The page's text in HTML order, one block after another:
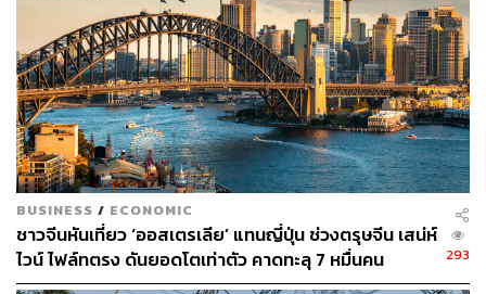
วิธีการกินหยี่ซังตามความเชื่อคือต้องมากินร่วมกัน ซึ่งขั้น
ตอนการกินล้วนมีความหมาย เริ่มด้วยการบีบมะนาวบนปลา
และกล่าวคำอวยพรให้ร่ำรวย มีชีวิตที่ราบรื่น ใส่น้ำสลัด คลุก
เคล้าส่วนผสมต่างๆ ให้เข้ากันโดยใช้ตะเกียบคน และต้องยก
ตะเกียบขึ้นสูงๆ พร้อมกล่าวคำอวยพรพร้อมๆ กันด้วยเสียงดัง
ฟังชัดว่า ‘โละเฮ้’ (Loh Hey) เพื่อให้ประสบผลสำเร็จในปีใหม่
บ้างก็เชื่อว่ายิ่งยกตะเกียบสูงมากเท่าไร เงินทองยิ่งไหลมาเท
มา ธุรกิจการค้ารุ่งเรือง สุขภาพแข็งแรง
จะหาหยี่ซังกินที่ได้ที่ไหน
เมื่อบอกว่าเป็นสลัดปลาดิบอาจจะดูเหมือนว่าทำง่าย แต่การ
BUSINESS / ECONOMIC
ชาวจีนหันเที่ยว ‘ออสเตรเลีย’ แทนญี่ปุ่น ช่วงตรุษจีน เสน่ห์
ไวน์ ไฟล์ทตรง ดันยอดโตเท่าตัว คาดทะลุ 7 หมื่นคน
293